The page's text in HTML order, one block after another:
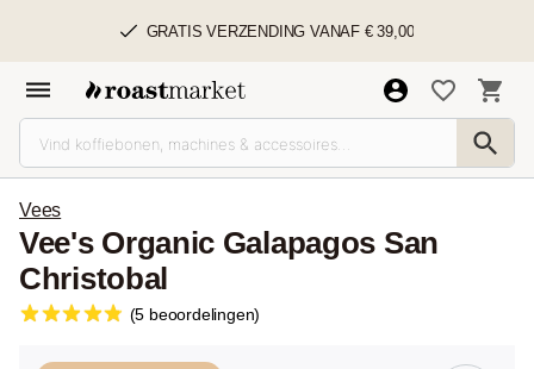
GRATIS VERZENDING VANAF € 39,00
Vees
Vee's Organic Galapagos San
Christobal
(5 beoordelingen)